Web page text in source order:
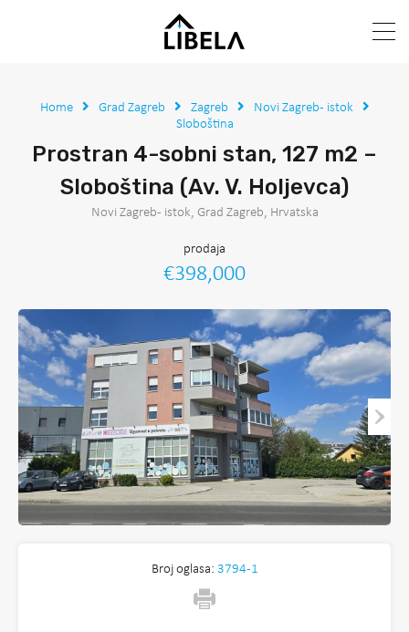
Home Grad Zagreb Zagreb
Novi Zagreb - istok
Sloboština
Prostran 4-sobni stan, 127 m2 –
Sloboština (Av. V. Holjevca)
Novi Zagreb - istok, Grad Zagreb, Hrvatska
prodaja
€398,000
Broj oglasa: 3794-1